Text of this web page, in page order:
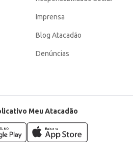
Imprensa
Blog Atacadão
Denúncias
Meu Atacadão